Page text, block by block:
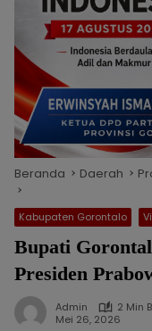
Beranda Daerah
Kabupaten Gorontalo
Bupati
Presiden
Admin
2 Min
Mei 26, 2026